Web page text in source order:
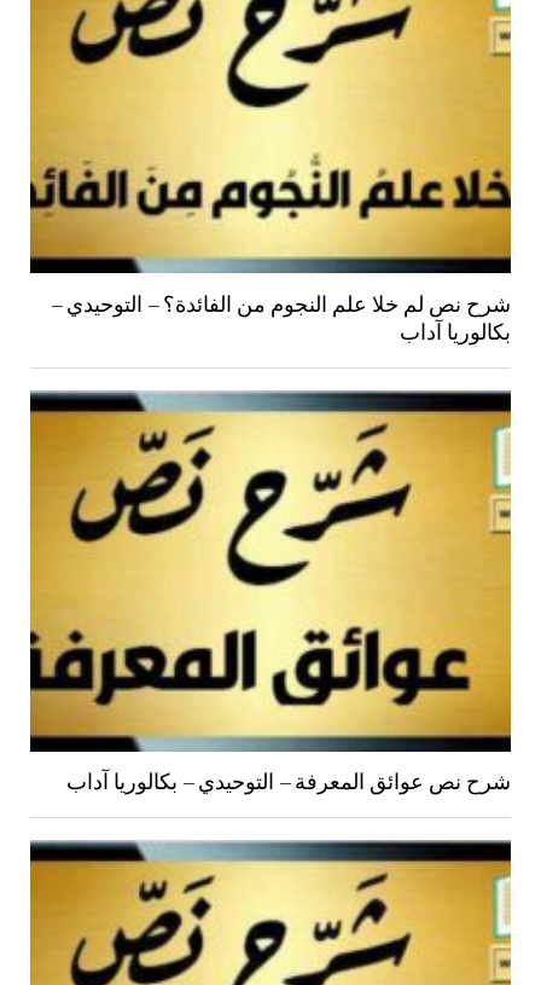
شرح نص لم خلا علم النجوم من الفائدة؟ – التوحيدي –
بكالوريا آداب
شرح نص عوائق المعرفة – التوحيدي – بكالوريا آداب